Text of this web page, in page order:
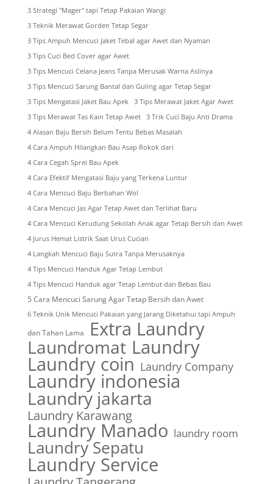
3 Strategi "Mager" tapi Tetap Pakaian Wangi
3 Teknik Merawat Gorden Tetap Segar
3 Tips Ampuh Mencuci Jaket Tebal agar Awet dan Nyaman
3 Tips Cuci Bed Cover agar Awet
3 Tips Mencuci Celana Jeans Tanpa Merusak Warna Aslinya
3 Tips Mencuci Sarung Bantal dan Guling agar Tetap Segar
3 Tips Mengatasi Jaket Bau Apek
3 Tips Merawat Jaket Agar Awet
3 Tips Merawat Tas Kain Tetap Awet
3 Trik Cuci Baju Anti Drama
4 Alasan Baju Bersih Belum Tentu Bebas Masalah
4 Cara Ampuh Hilangkan Bau Asap Rokok dari
4 Cara Cegah Sprei Bau Apek
4 Cara Efektif Mengatasi Baju yang Terkena Luntur
4 Cara Mencuci Baju Berbahan Wol
4 Cara Mencuci Jas Agar Tetap Awet dan Terlihat Baru
4 Cara Mencuci Kerudung Sekolah Anak agar Tetap Bersih dan Awet
4 Jurus Hemat Listrik Saat Urus Cucian
4 Langkah Mencuci Baju Sutra Tanpa Merusaknya
4 Tips Mencuci Handuk Agar Tetap Lembut
4 Tips Mencuci Handuk agar Tetap Lembut dan Bebas Bau
5 Cara Mencuci Sarung Agar Tetap Bersih dan Awet
6 Teknik Unik Mencuci Pakaian yang Jarang Diketahui tapi Ampuh
dan Tahan Lama Extra Laundry
Laundromat Laundry
Laundry coin Laundry Company
Laundry indonesia
Laundry jakarta
Laundry Karawang
Laundry Manado laundry room
Laundry Sepatu
Laundry Service